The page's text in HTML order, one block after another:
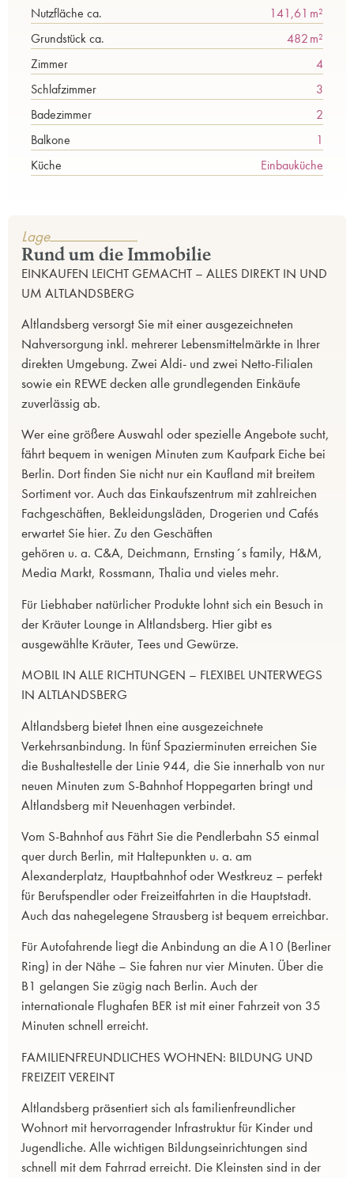
Nutzfläche ca.
141,61 m²
Grund­stück ca.
482 m²
Zimmer
4
Schlafzimmer
3
Badezimmer
2
Balkone
1
Küche
Einbauküche
Lage
Rund um die Immobilie
EINKAUFEN LEICHT GEMACHT – ALLES DIREKT IN UND
UM ALTLANDSBERG
Altlandsberg versorgt Sie mit einer ausgezeichneten
Nahversorgung inkl. mehrerer Lebensmittelmärkte in Ihrer
direkten Umgebung. Zwei Aldi- und zwei Netto-Filialen
sowie ein REWE decken alle grundlegenden Einkäufe
zuverlässig ab.
Wer eine größere Auswahl oder spezielle Angebote sucht,
fährt bequem in wenigen Minuten zum Kaufpark Eiche bei
Berlin. Dort finden Sie nicht nur ein Kaufland mit breitem
Sortiment vor. Auch das Einkaufszentrum mit zahlreichen
Fachgeschäften, Bekleidungsläden, Drogerien und Cafés
erwartet Sie hier. Zu den Geschäften
gehören u. a. C&A, Deichmann, Ernsting´s family, H&M,
Media Markt, Rossmann, Thalia und vieles mehr.
Für Liebhaber natürlicher Produkte lohnt sich ein Besuch in
der Kräuter Lounge in Altlandsberg. Hier gibt es
ausgewählte Kräuter, Tees und Gewürze.
MOBIL IN ALLE RICHTUNGEN – FLEXIBEL UNTERWEGS
IN ALTLANDSBERG
Altlandsberg bietet Ihnen eine ausgezeichnete
Verkehrsanbindung. In fünf Spazierminuten erreichen Sie
die Bushaltestelle der Linie 944, die Sie innerhalb von nur
neuen Minuten zum S-Bahnhof Hoppegarten bringt und
Altlandsberg mit Neuenhagen verbindet.
Vom S-Bahnhof aus Fährt Sie die Pendlerbahn S5 einmal
quer durch Berlin, mit Haltepunkten u. a. am
Alexanderplatz, Hauptbahnhof oder Westkreuz – perfekt
für Berufspendler oder Freizeitfahrten in die Hauptstadt.
Auch das nahegelegene Strausberg ist bequem erreichbar.
Für Autofahrende liegt die Anbindung an die A10 (Berliner
Ring) in der Nähe – Sie fahren nur vier Minuten. Über die
B1 gelangen Sie zügig nach Berlin. Auch der
internationale Flughafen BER ist mit einer Fahrzeit von 35
Minuten schnell erreicht.
FAMILIENFREUNDLICHES WOHNEN: BILDUNG UND
FREIZEIT VEREINT
Altlandsberg präsentiert sich als familienfreundlicher
Wohnort mit hervorragender Infrastruktur für Kinder und
Jugendliche. Alle wichtigen Bildungseinrichtungen sind
schnell mit dem Fahrrad erreicht. Die Kleinsten sind in der